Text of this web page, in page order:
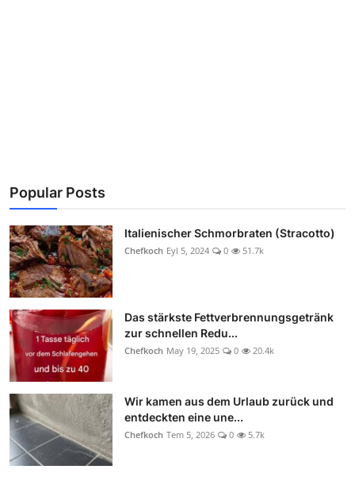
Popular Posts
Italienischer Schmorbraten (Stracotto)
Chefkoch Eyl 5, 2024 0 51.7k
Das stärkste Fettverbrennungsgetränk
zur schnellen Redu...
Chefkoch May 19, 2025 0 20.4k
Wir kamen aus dem Urlaub zurück und
entdeckten eine une...
Chefkoch Tem 5, 2026 0 5.7k